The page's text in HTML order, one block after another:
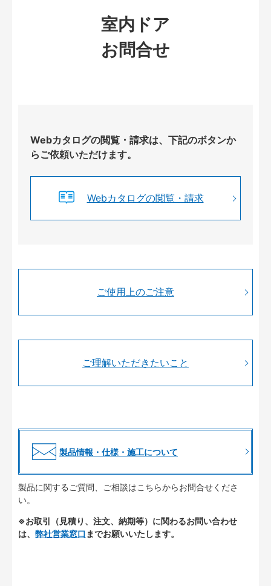
室内ドア
お問合せ
Webカタログの閲覧・請求は、下記のボタンか
らご依頼いただけます。
Webカタログの閲覧・請求
ご使用上のご注意
ご理解いただきたいこと
製品情報・仕様・施工について
製品に関するご質問、ご相談はこちらからお問合せくださ
い。
※お取引（見積り、注文、納期等）に関わるお問い合わせ
は、 弊社営業窓口 までお願いいたします。